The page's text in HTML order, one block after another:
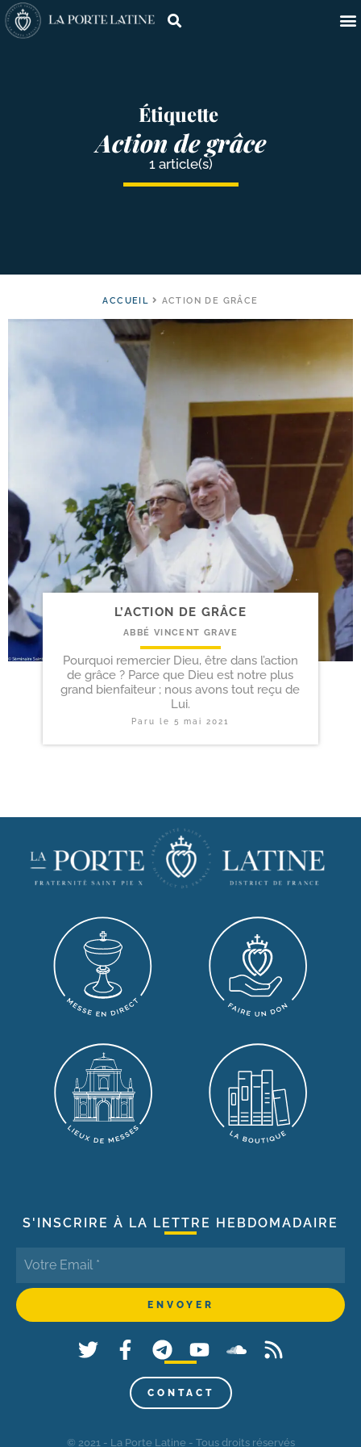
Étiquette
Action de grâce
1 article(s)
ACCUEIL ACTION DE GRÂCE
L’ACTION DE GRÂCE
ABBÉ VINCENT GRAVE
Pourquoi remercier Dieu, être dans l’action
de grâce ? Parce que Dieu est notre plus
grand bienfaiteur ; nous avons tout reçu de
Lui.
Paru le 5 mai 2021
S'INSCRIRE À LA LETTRE HEBDOMADAIRE
CONTACT
© 2021 - La Porte Latine - Tous droits réservés